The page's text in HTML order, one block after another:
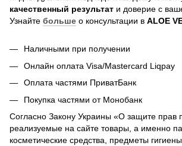
качественный результат и доверие с
Узнайте больше о консультации в ALOE
Наличными при получении
Онлайн оплата Visa/Mastercard Liqpay
Оплата частями ПриватБанк
Покупка частями от Монобанк
Согласно Закону Украины «О защите прав
реализуемые на сайте товары, а именно
косметические средства, предметы